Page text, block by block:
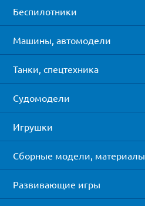
Беспилотники
Машины, автомодели
Танки, спецтехника
Судомодели
Игрушки
Сборные модели, материалы
Развивающие игры